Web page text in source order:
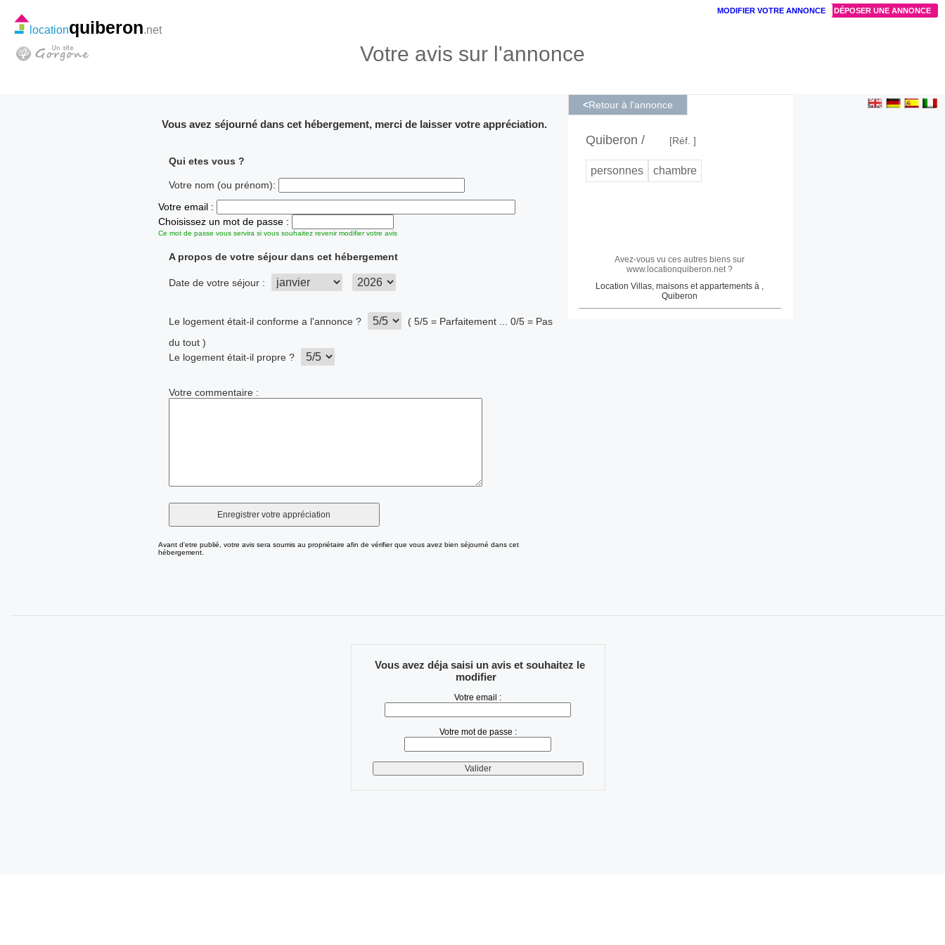
Votre avis sur l'annonce
locationquiberon.net
Vous avez séjourné dans cet hébergement, merci de laisser votre appréciation.
Qui etes vous ?
Votre nom (ou prénom):
Votre email :
Choisissez un mot de passe :
Ce mot de passe vous servira si vous souhaitez revenir modifier votre avis
A propos de votre séjour dans cet hébergement
Date de votre séjour :
Le logement était-il conforme a l'annonce ?
( 5/5 = Parfaitement ... 0/5 = Pas
du tout )
Le logement était-il propre ?
Votre commentaire :
Avant d'etre publié, votre avis sera soumis au propriétaire afin de vérifier que vous avez bien séjourné dans cet
hébergement.
<Retour à l'annonce
Quiberon / [Réf. ]
personnes chambre
Avez-vous vu ces autres biens sur
www.locationquiberon.net ?
Location Villas, maisons et appartements à ,
Quiberon
Vous avez déja saisi un avis et souhaitez le
modifier
Votre email :
Votre mot de passe :
DÉPOSER UNE ANNONCE
MODIFIER VOTRE ANNONCE